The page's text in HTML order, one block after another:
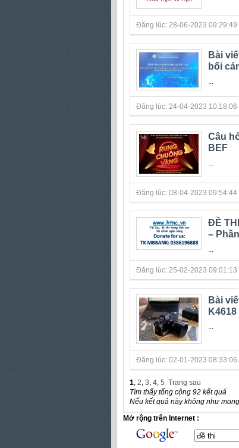
Đăng lúc: 28-06-2023 09:29:49
Bài
bối
...
Đăng lúc: 24-04-2023 10:18:06
Câu
BEF
...
Đăng lúc: 08-04-2023 09:54:44
ĐỀ
–
...
Đăng lúc: 25-02-2023 09:01:13
Bài
...
Đăng lúc: 02-01-2023 08:33:06
1, 2, 3, 4, 5 Trang sau
Tìm thấy tổng cộng 92 kết quả
Nếu kết quả này không như
Mở rộng trên Internet :